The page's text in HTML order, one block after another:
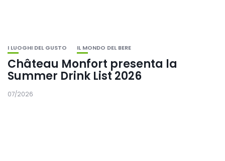
I LUOGHI DEL GUSTO IL MONDO DEL BERE
Château Monfort presenta la
Summer Drink List 2026
07/2026